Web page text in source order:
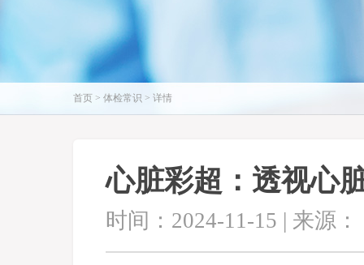
首页 > 体检常识 > 详情
心脏彩超：透视心
时间：2024-11-15 | 来源